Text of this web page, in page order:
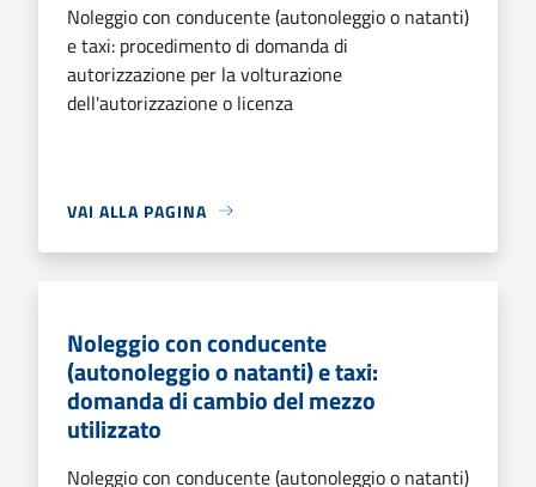
Noleggio con conducente (autonoleggio o natanti)
e taxi: procedimento di domanda di
autorizzazione per la volturazione
dell'autorizzazione o licenza
VAI ALLA PAGINA
Noleggio con conducente
(autonoleggio o natanti) e taxi:
domanda di cambio del mezzo
utilizzato
Noleggio con conducente (autonoleggio o natanti)